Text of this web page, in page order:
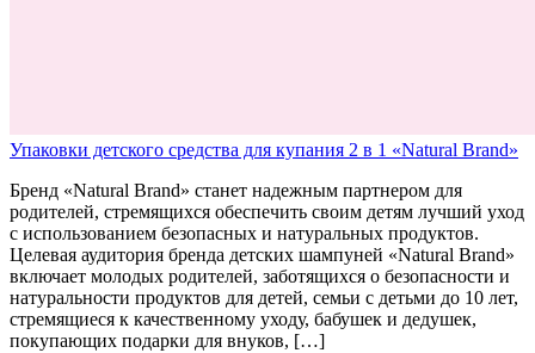
Упаковки детского средства для купания 2 в 1 «Natural Brand»
Бренд «Natural Brand» станет надежным партнером для
родителей, стремящихся обеспечить своим детям лучший уход
с использованием безопасных и натуральных продуктов.
Целевая аудитория бренда детских шампуней «Natural Brand»
включает молодых родителей, заботящихся о безопасности и
натуральности продуктов для детей, семьи с детьми до 10 лет,
стремящиеся к качественному уходу, бабушек и дедушек,
покупающих подарки для внуков, […]